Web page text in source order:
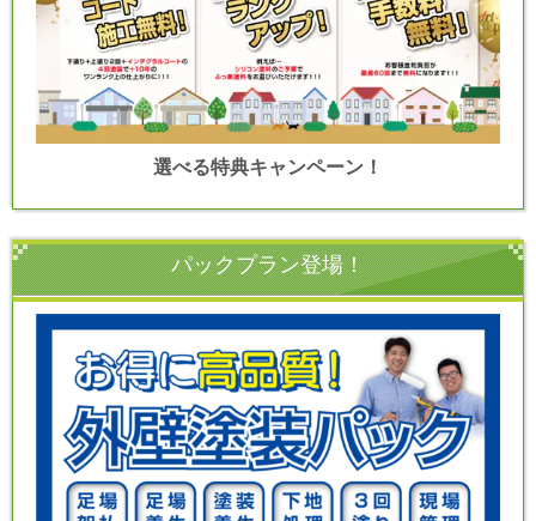
選べる特典キャンペーン！
パックプラン登場！